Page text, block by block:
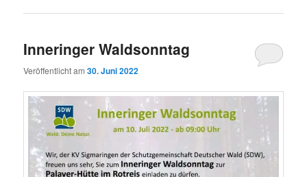
Inneringer Waldsonntag
Veröffentlicht am30. Juni 2022